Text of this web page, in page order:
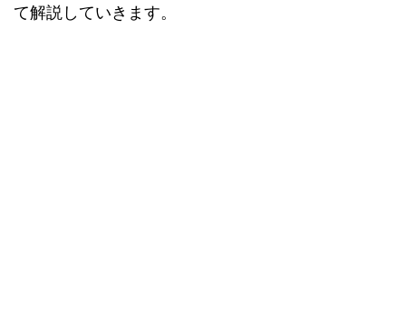
て解説していきます。